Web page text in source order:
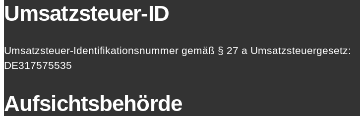
Umsatzsteuer-ID
Umsatzsteuer-Identifikationsnummer gemäß § 27 a Umsatzsteuergesetz:
DE317575535
Aufsichtsbehörde